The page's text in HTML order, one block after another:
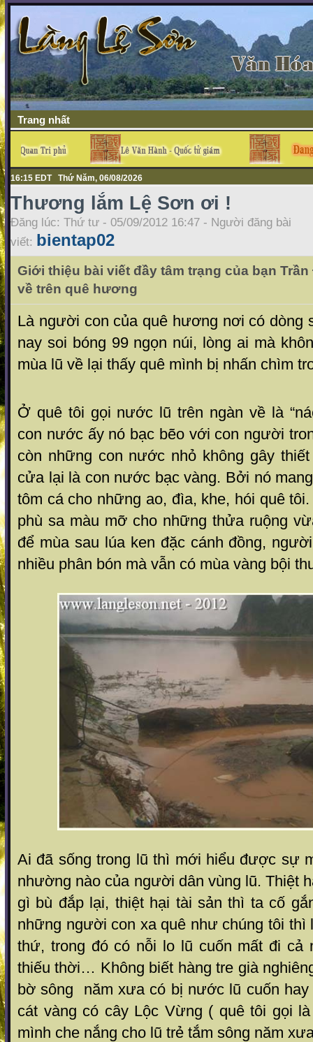
Trang nhất
16:15 EDT Thứ Năm, 06/08/2026
Thương lắm Lệ Sơn ơi !
Đăng lúc: Thứ tư - 05/09/2012 16:47 - Người đăng bài
viết: bientap02
Giới thiệu bài viết đầy tâm trạng của bạn
về trên quê hương
Là người con của quê hương nơi có dòng
nay soi bóng 99 ngọn núi, lòng ai mà
mùa lũ về lại thấy quê mình bị nhấn chìm
Ở quê tôi gọi nước lũ trên ngàn về là
con nước ấy nó bạc bẽo với con người
còn những con nước nhỏ không gây
cửa lại là con nước bạc vàng. Bởi nó
tôm cá cho những ao, đìa, khe, hói quê
phù sa màu mỡ cho những thửa ruộng
để mùa sau lúa ken đặc cánh đồng,
nhiều phân bón mà vẫn có mùa vàng bội
Ai đã sống trong lũ thì mới hiểu được sự
nhường nào của người dân vùng lũ. Thiệt
gì bù đắp lại, thiệt hại tài sản thì ta cố
những người con xa quê như chúng tôi thì
thứ, trong đó có nỗi lo lũ cuốn mất đi cả
thiếu thời… Không biết hàng tre già
bờ sông năm xưa có bị nước lũ cuốn hay
cát vàng có cây Lộc Vừng ( quê tôi gọi
mình che nắng cho lũ trẻ tắm sông năm